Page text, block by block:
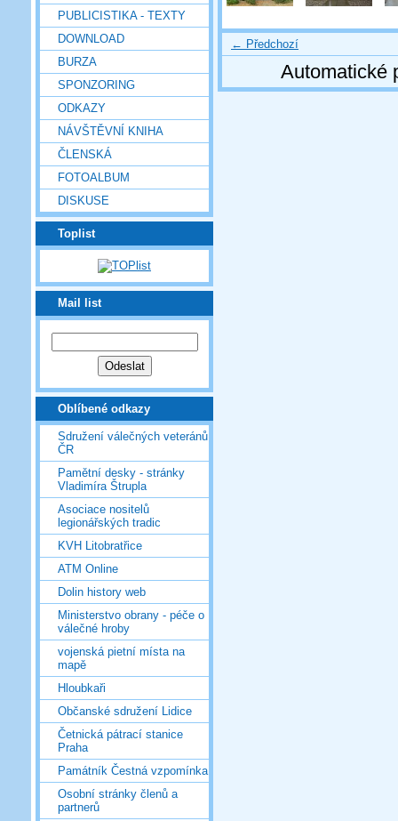
PUBLICISTIKA - TEXTY
DOWNLOAD
BURZA
SPONZORING
ODKAZY
NÁVŠTĚVNÍ KNIHA
ČLENSKÁ
FOTOALBUM
DISKUSE
Toplist
Mail list
Oblíbené odkazy
Sdružení válečných veteránů
ČR
Pamětní desky - stránky
Vladimíra Štrupla
Asociace nositelů
legionářských tradic
KVH Litobratřice
ATM Online
Dolin history web
Ministerstvo obrany - péče o
válečné hroby
vojenská pietní místa na
mapě
Hloubkaři
Občanské sdružení Lidice
Četnická pátrací stanice
Praha
Památník Čestná vzpomínka
Osobní stránky členů a
partnerů
← Předchozí
Automatické